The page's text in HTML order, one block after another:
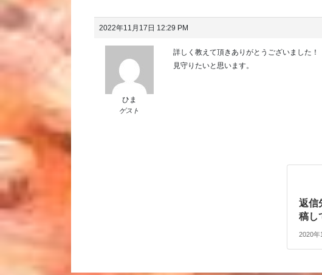
2022年11月17日 12:29 PM
ひま
ゲスト
詳しく教えて頂きありがとうございました！
見守りたいと思います。
返信
稿し
2020年